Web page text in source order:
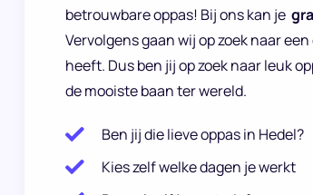
betrouwbare oppas! Bij ons kan je
Vervolgens gaan wij op zoek naar
heeft. Dus ben jij op zoek naar leuk
de mooiste baan ter wereld.
Ben jij die lieve oppas in Hedel?
Kies zelf welke dagen je werkt